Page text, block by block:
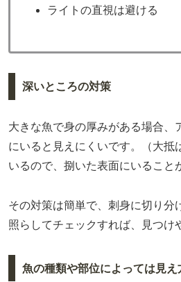
ライトの直視は避ける
深いところの対策
大きな魚で身の厚みがある場合、
にいると見えにくいです。（大抵
いるので、捌いた表面にいること
その対策は簡単で、刺身に切り分
照らしてチェックすれば、見つけ
魚の種類や部位によっては見え